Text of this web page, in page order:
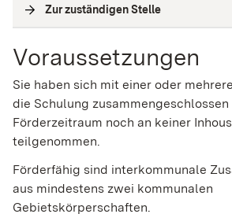
Zur zuständigen Stelle
Voraussetzungen
Sie haben sich mit einer oder
die Schulung
Förderzeitraum noch an keiner
teilgenommen.
Förderfähig sind interkommunale
aus mindestens zwei kommunalen
Gebietskörperschaften.